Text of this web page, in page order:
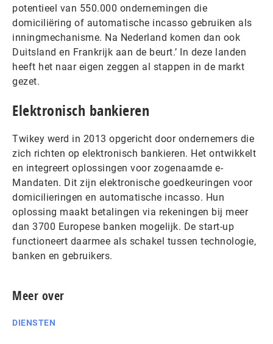
potentieel van 550.000 ondernemingen die
domiciliëring of automatische incasso gebruiken als
inningmechanisme. Na Nederland komen dan ook
Duitsland en Frankrijk aan de beurt.’ In deze landen
heeft het naar eigen zeggen al stappen in de markt
gezet.
Elektronisch bankieren
Twikey werd in 2013 opgericht door ondernemers die
zich richten op elektronisch bankieren. Het ontwikkelt
en integreert oplossingen voor zogenaamde e-
Mandaten. Dit zijn elektronische goedkeuringen voor
domicilieringen en automatische incasso. Hun
oplossing maakt betalingen via rekeningen bij meer
dan 3700 Europese banken mogelijk. De start-up
functioneert daarmee als schakel tussen technologie,
banken en gebruikers.
Meer over
DIENSTEN